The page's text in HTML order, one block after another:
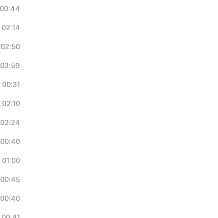
00:44
02:14
02:50
03:59
00:31
02:10
02:24
00:40
01:00
00:45
00:40